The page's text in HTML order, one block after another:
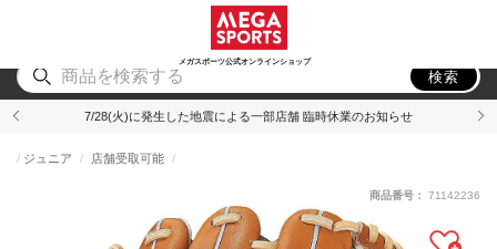
メガスポーツ公式オンラインショップ
アウトドア
検索
7/28(火)に発生した地震による一部店舗 臨時休業のお知らせ
ジュニア 店舗受取可能
商品番号： 71142236